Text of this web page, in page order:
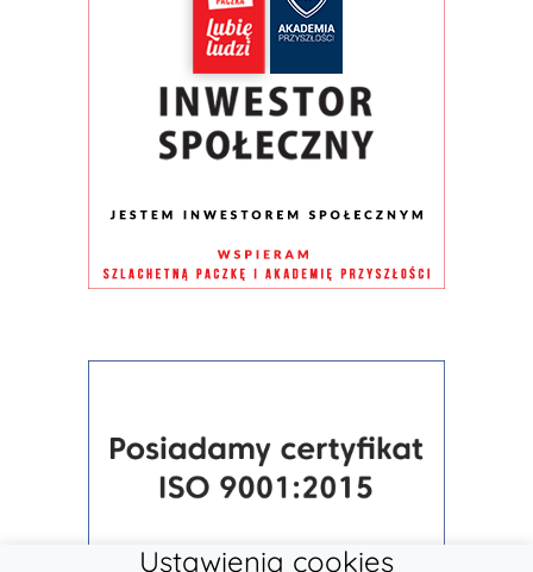
Ustawienia cookies